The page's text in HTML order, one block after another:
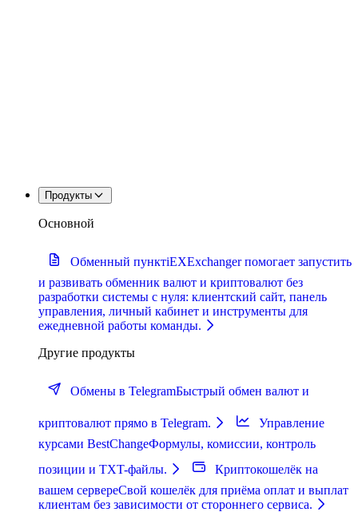
Продукты
Основной
Обменный пунктiEXExchanger помогает запустить
и развивать обменник валют и криптовалют без
разработки системы с нуля: клиентский сайт, панель
управления, личный кабинет и инструменты для
ежедневной работы команды.
Другие продукты
Обмены в TelegramБыстрый обмен валют и
криптовалют прямо в Telegram.
Управление
курсами BestChangeФормулы, комиссии, контроль
позиции и TXT-файлы.
Криптокошелёк на
вашем сервереСвой кошелёк для приёма оплат и выплат
клиентам без зависимости от стороннего сервиса.